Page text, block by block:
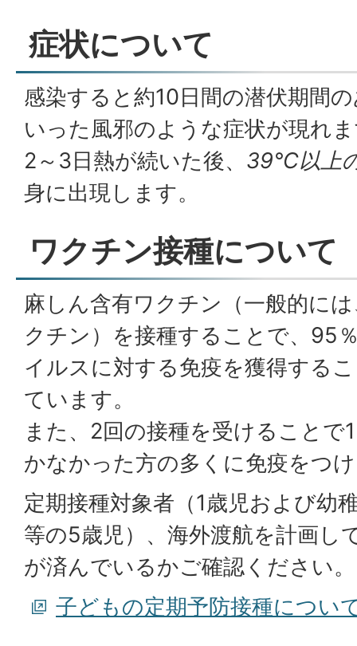
症状について
感染すると約10日間の潜伏期間
いった風邪のような症状が現れ
2～3日熱が続いた後、 39℃以上
身に出現します。
ワクチン接種について
麻しん含有ワクチン（一般的に
クチン）を接種することで、95
イルスに対する免疫を獲得する
ています。
また、2回の接種を受けることで
かなかった方の多くに免疫をつ
定期接種対象者（1歳児および幼
等の5歳児）、海外渡航を計画し
が済んでいるかご確認ください。
子どもの定期予防接種につい